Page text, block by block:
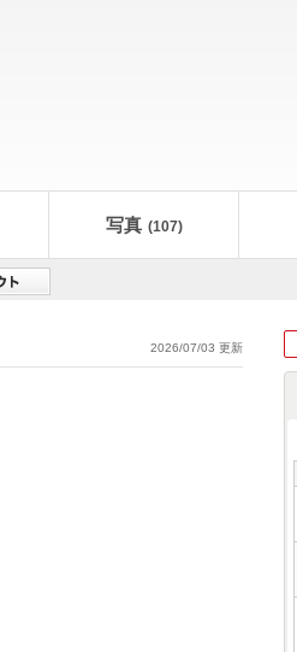
写真 (107)
2026/07/03 更新